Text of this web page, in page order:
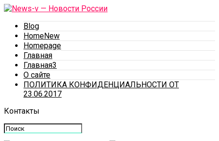
Blog
HomeNew
Homepage
Главная
Главная3
О сайте
ПОЛИТИКА КОНФИДЕНЦИАЛЬНОСТИ ОТ
23.06.2017
Контакты